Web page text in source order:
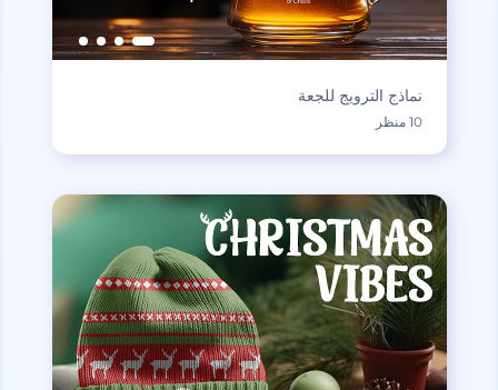
نماذج الترويج للجعة
10 منظر